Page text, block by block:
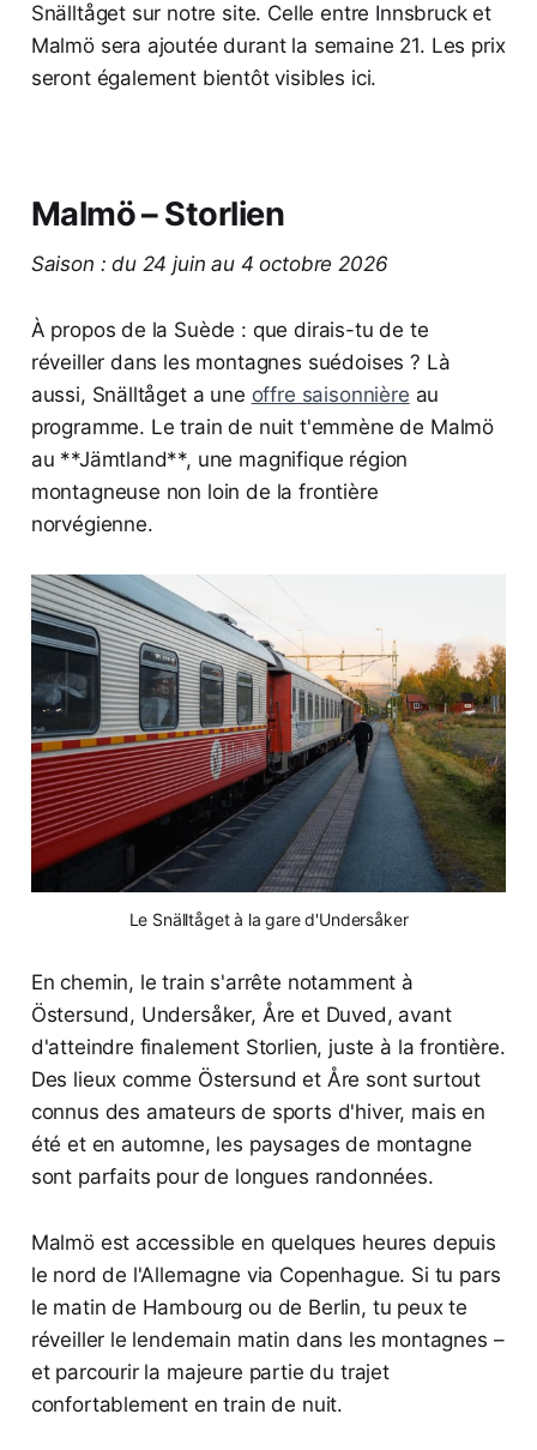
Snälltåget sur notre site. Celle entre Innsbruck et
Malmö sera ajoutée durant la semaine 21. Les prix
seront également bientôt visibles ici.
Malmö – Storlien
Saison : du 24 juin au 4 octobre 2026
À propos de la Suède : que dirais-tu de te
réveiller dans les montagnes suédoises ? Là
aussi, Snälltåget a une offre saisonnière au
programme. Le train de nuit t'emmène de Malmö
au **Jämtland**, une magnifique région
montagneuse non loin de la frontière
norvégienne.
Le Snälltåget à la gare d'Undersåker
En chemin, le train s'arrête notamment à
Östersund, Undersåker, Åre et Duved, avant
d'atteindre finalement Storlien, juste à la frontière.
Des lieux comme Östersund et Åre sont surtout
connus des amateurs de sports d'hiver, mais en
été et en automne, les paysages de montagne
sont parfaits pour de longues randonnées.
Malmö est accessible en quelques heures depuis
le nord de l'Allemagne via Copenhague. Si tu pars
le matin de Hambourg ou de Berlin, tu peux te
réveiller le lendemain matin dans les montagnes –
et parcourir la majeure partie du trajet
confortablement en train de nuit.